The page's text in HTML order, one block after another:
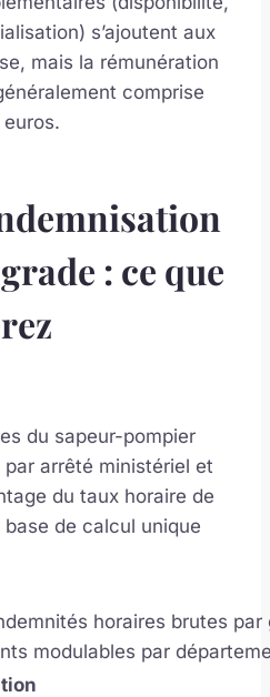
s’ajoutent aux
mais la rémunération
comprise
: ce que
du sapeur-pompier
arrêté ministériel et
du taux horaire de
de calcul unique
horaires brutes par
modulables par